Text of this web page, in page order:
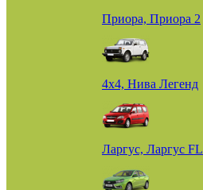
Приора, Приора 2
4х4, Нива Легенд
Ларгус, Ларгус FL